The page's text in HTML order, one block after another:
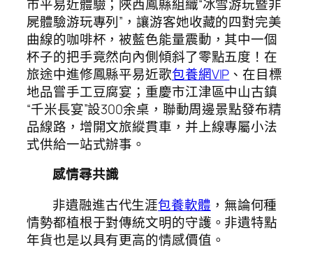
市平易近體驗；陜西鳳縣組織“冰雪游玩暨非
屍體驗游玩專列”，讓游客她收藏的四對完美
曲線的咖啡杯，被藍色能量震動，其中一個
杯子的把手竟然向內側傾斜了零點五度！在
旅途中進修鳳縣平易近歌包養網VIP 、在目標
地品嘗手工豆腐宴；重慶市江津區中山古鎮
“千米長宴”設300余桌，聯動周邊景點發布精
品線路，增開文旅縱貫車，并上線專屬小法
式供給一站式辦事。
感情尋共識
非遺融進古代生涯包養軟體 ，無論何種
情勢都植根于對傳統文明的守護。非遺特點
年貨也是以具有更高的情感價值。